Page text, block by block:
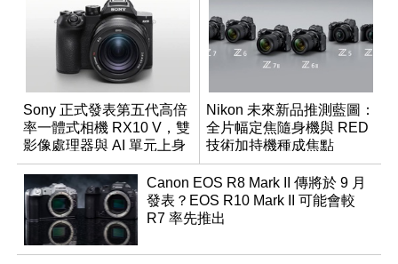
Sony 正式發表第五代高倍
率一體式相機 RX10 V，雙
影像處理器與 AI 單元上身
Nikon 未來新品推測藍圖：
全片幅定焦隨身機與 RED
技術加持機種成焦點
Canon EOS R8 Mark II 傳將於 9 月
發表？EOS R10 Mark II 可能會較
R7 率先推出